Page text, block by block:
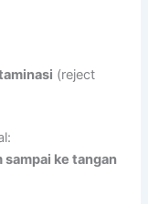
(reject
sampai ke tangan